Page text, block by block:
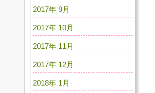
2017年 9月
2017年 10月
2017年 11月
2017年 12月
2018年 1月